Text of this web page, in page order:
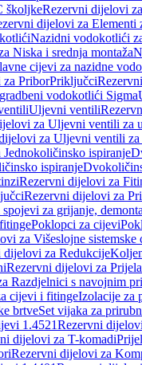
školjkeRezervni dijelovi
dijelovi za Elementi
Nazidni vodokotlići
Niska i srednja montaža
cijevi za nazidne
PriborPriključci
vodokotlići Sigma
Uljevni ventili
za Uljevni ventili za
za Uljevni ventili
ispiranje
ispiranje
Rezervni dijelovi za
Rezervni dijelovi za
za grijanje,
Poklopci za cijevi
za Višeslojne sistemske
dijelovi za Redukcije
Rezervni dijelovi za
Razdjelnici s navojnim
cijevi i fitingeIzolacije za
brtveSet vijaka za
1.4521Rezervni
dijelovi za T-komadi
Rezervni dijelovi za